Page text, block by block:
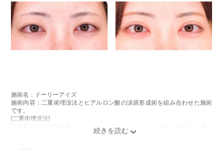
施術名：ドーリーアイズ
施術内容：二重術埋没法とヒアルロン酸の涙袋形成術を組み合わせた施術
です。
[二重術埋没法]
医療用の縫合糸を皮膚から瞼板に通し、結紮した糸を皮下へ埋没し二重ま